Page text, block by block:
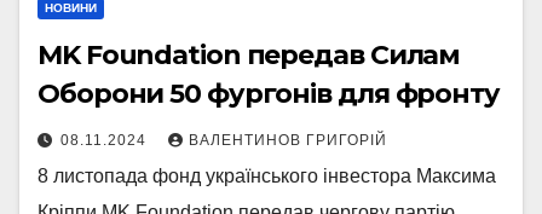
НОВИНИ
MK Foundation передав Силам
Оборони 50 фургонів для фронту
08.11.2024 ВАЛЕНТИНОВ ГРИГОРІЙ
8 листопада фонд українського інвестора Максима